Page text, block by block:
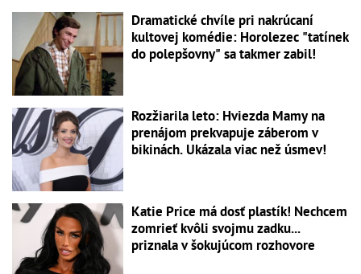
Dramatické chvíle pri nakrúcaní
kultovej komédie: Horolezec "tatínek
do polepšovny" sa takmer zabil!
Rozžiarila leto: Hviezda Mamy na
prenájom prekvapuje záberom v
bikinách. Ukázala viac než úsmev!
Katie Price má dosť plastík! Nechcem
zomrieť kvôli svojmu zadku...
priznala v šokujúcom rozhovore